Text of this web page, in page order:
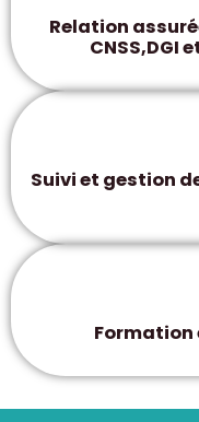
Relation
CNSS,DGI
Suivi et gestion